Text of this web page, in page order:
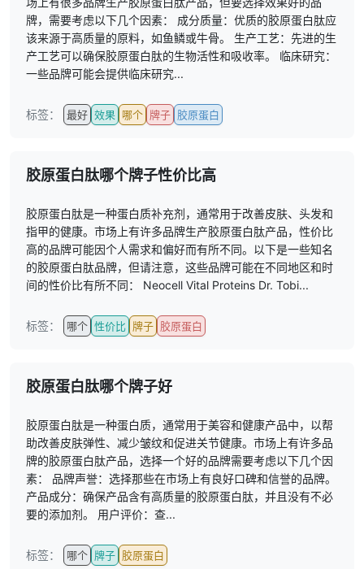
牌，需要考虑以下几个因素： 成分质量：优质的胶原蛋白肽应
该来源于高质量的原料，如鱼鳞或牛骨。 生产工艺：先进的生
产工艺可以确保胶原蛋白肽的生物活性和吸收率。 临床研究：
一些品牌可能会提供临床研究...
标签： 最好 效果 哪个 牌子 胶原蛋白
胶原蛋白肽哪个牌子性价比高
胶原蛋白肽是一种蛋白质补充剂，通常用于改善皮肤、头发和
指甲的健康。市场上有许多品牌生产胶原蛋白肽产品，性价比
高的品牌可能因个人需求和偏好而有所不同。以下是一些知名
的胶原蛋白肽品牌，但请注意，这些品牌可能在不同地区和时
间的性价比有所不同： Neocell Vital Proteins Dr. Tobi...
标签： 哪个 性价比 牌子 胶原蛋白
胶原蛋白肽哪个牌子好
胶原蛋白肽是一种蛋白质，通常用于美容和健康产品中，以帮
助改善皮肤弹性、减少皱纹和促进关节健康。市场上有许多品
牌的胶原蛋白肽产品，选择一个好的品牌需要考虑以下几个因
素： 品牌声誉：选择那些在市场上有良好口碑和信誉的品牌。
产品成分：确保产品含有高质量的胶原蛋白肽，并且没有不必
要的添加剂。 用户评价：查...
标签： 哪个 牌子 胶原蛋白